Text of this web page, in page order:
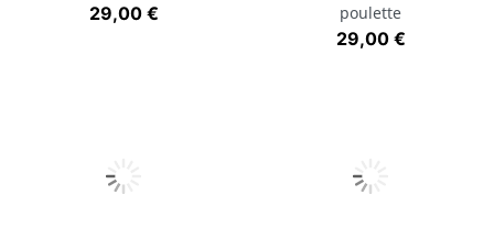
Prix
29,00 €
poulette
Prix
29,00 €